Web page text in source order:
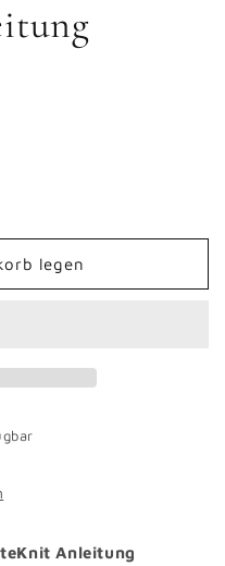
legen
Anleitung